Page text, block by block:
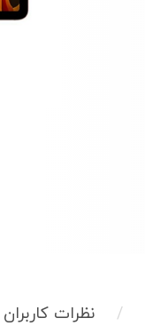
/ نظرات کاربران